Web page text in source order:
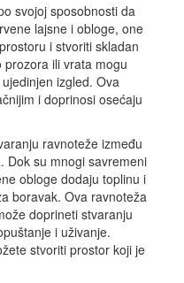
svojoj sposobnosti da
lajsne i obloge, one
i stvoriti skladan
ili vrata mogu
izgled. Ova
i doprinosi osećaju
ravnoteže između
Dok su mnogi savremeni
obloge dodaju toplinu i
boravak. Ova ravnoteža
doprineti stvaranju
i uživanje.
stvoriti prostor koji je